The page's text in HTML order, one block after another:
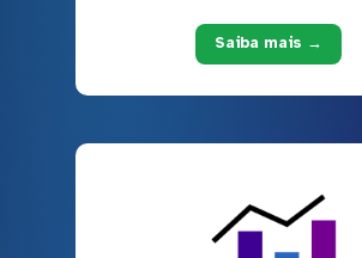
Saiba mais →